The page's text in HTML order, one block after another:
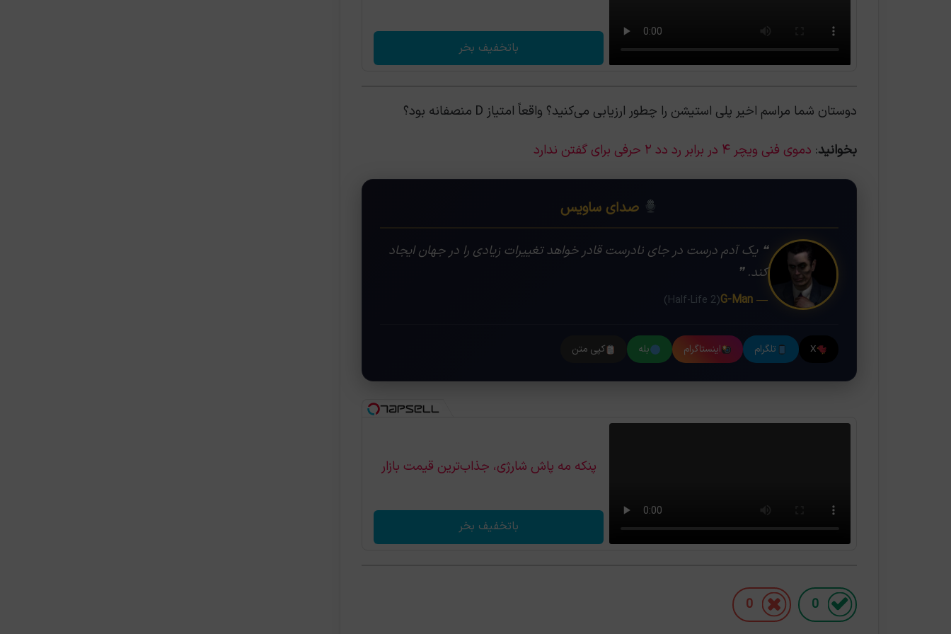
باتخفیف بخر
دوستان شما مراسم اخیر پلی استیشن را چطور ارزیابی می‌کنید؟ واقعاً امتیاز D منصفانه بود؟
بخوانید: دموی فنی ویچر ۴ در برابر رد دد ۲ حرفی برای گفتن ندارد ❝ صدای ساویس
❝ یک آدم درست در جای نادرست قادر خواهد تغییرات زیادی را در جهان ایجاد
کند. ❞
— G-Man
(Half-Life 2)
X تلگرام اینستاگرام بله کپی متن
پنکه مه پاش شارژی، جذاب‌ترین قیمت بازار
باتخفیف بخر
0
0